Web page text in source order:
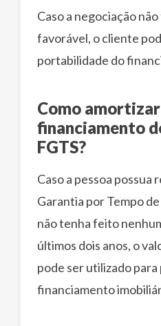
Caso a negociação
favorável, o cliente
portabilidade do
Como
financiamento
FGTS?
Caso a pessoa possua
Garantia por Tempo
não tenha feito
últimos dois anos, o
pode ser utilizado
financiamento